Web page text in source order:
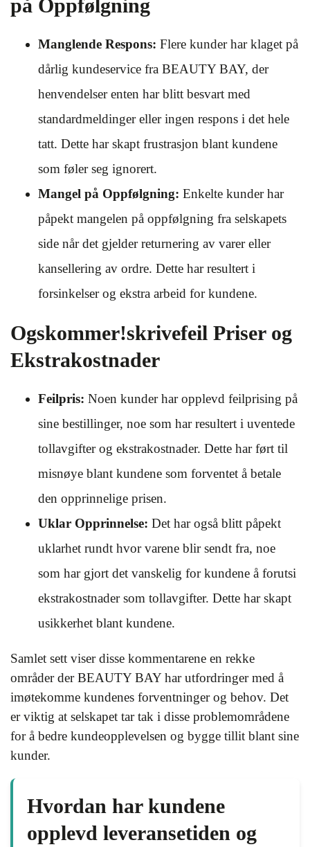
på Oppfølgning
Manglende Respons: Flere kunder har klaget på
dårlig kundeservice fra BEAUTY BAY, der
henvendelser enten har blitt besvart med
standardmeldinger eller ingen respons i det hele
tatt. Dette har skapt frustrasjon blant kundene
som føler seg ignorert.
Mangel på Oppfølgning: Enkelte kunder har
påpekt mangelen på oppfølgning fra selskapets
side når det gjelder returnering av varer eller
kansellering av ordre. Dette har resultert i
forsinkelser og ekstra arbeid for kundene.
Ogskommer!skrivefeil Priser og
Ekstrakostnader
Feilpris: Noen kunder har opplevd feilprising på
sine bestillinger, noe som har resultert i uventede
tollavgifter og ekstrakostnader. Dette har ført til
misnøye blant kundene som forventet å betale
den opprinnelige prisen.
Uklar Opprinnelse: Det har også blitt påpekt
uklarhet rundt hvor varene blir sendt fra, noe
som har gjort det vanskelig for kundene å forutsi
ekstrakostnader som tollavgifter. Dette har skapt
usikkerhet blant kundene.
Samlet sett viser disse kommentarene en rekke
områder der BEAUTY BAY har utfordringer med å
imøtekomme kundenes forventninger og behov. Det
er viktig at selskapet tar tak i disse problemområdene
for å bedre kundeopplevelsen og bygge tillit blant sine
kunder.
Hvordan har kundene
opplevd leveransetiden og